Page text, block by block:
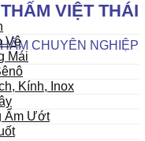
VIỆT THÁI
CHUYÊN NGHIỆP
Vệ
Mái
Kính, Inox
Ẩm Ướt